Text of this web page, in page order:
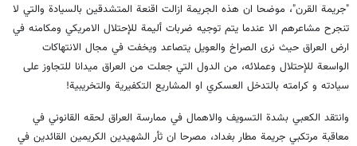
"جريمة القرن"، موضحا ان هذه الجريمة ازالت اقنعة المتشدقين بالسيادة والتي لا
تنجرح مشاعرهم الا عندما يتم توجيه ضربات أليمة للإحتلال الامريكي ومكامنه في
ارض العراق حيث نرى الصراخ والعويل يتصاعد ويخفت في مجال الانتهاكات
الواسعة للإحتلال وعملائه، من الدول التي جعلت من العراق ميدانا للتجاوز على
سيادته و كرامته بالتدخل العسكري او المشاريع التكفيرية والتخريبية!
وانتقد الكعبي بشدة التسويف والاهمال في ممارسة العراق لحقه القانوني في
معاقبة مرتكبي جريمة مطار بغداد، مصرحا ان ثأر الشهيدين الكريمين القائدين في